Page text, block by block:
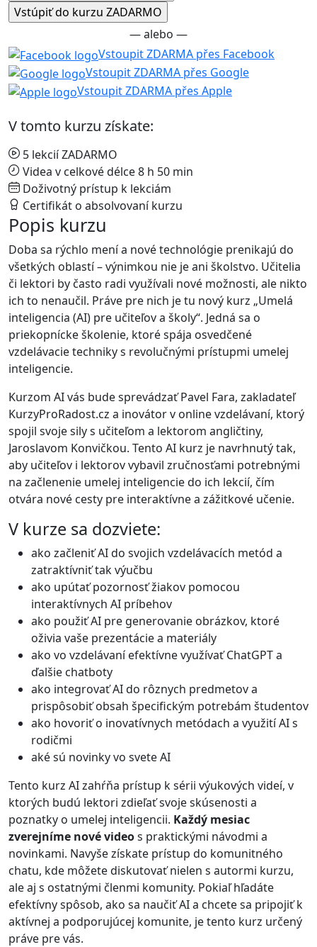
— alebo —
Vstoupit ZDARMA přes Facebook
Vstoupit ZDARMA přes Google
Vstoupit ZDARMA přes Apple
V tomto kurzu získate:
5 lekcií ZADARMO
Videa v celkové délce 8 h 50 min
Doživotný prístup k lekciám
Certifikát o absolvovaní kurzu
Popis kurzu
Doba sa rýchlo mení a nové technológie prenikajú do
všetkých oblastí – výnimkou nie je ani školstvo. Učitelia
či lektori by často radi využívali nové možnosti, ale nikto
ich to nenaučil. Práve pre nich je tu nový kurz „Umelá
inteligencia (AI) pre učiteľov a školy“. Jedná sa o
priekopnícke školenie, ktoré spája osvedčené
vzdelávacie techniky s revolučnými prístupmi umelej
inteligencie.
Kurzom AI vás bude sprevádzať Pavel Fara, zakladateľ
KurzyProRadost.cz a inovátor v online vzdelávaní, ktorý
spojil svoje sily s učiteľom a lektorom angličtiny,
Jaroslavom Konvičkou. Tento AI kurz je navrhnutý tak,
aby učiteľov i lektorov vybavil zručnosťami potrebnými
na začlenenie umelej inteligencie do ich lekcií, čím
otvára nové cesty pre interaktívne a zážitkové učenie.
V kurze sa dozviete:
ako začleniť AI do svojich vzdelávacích metód a
zatraktívniť tak výučbu
ako upútať pozornosť žiakov pomocou
interaktívnych AI príbehov
ako použiť AI pre generovanie obrázkov, ktoré
oživia vaše prezentácie a materiály
ako vo vzdelávaní efektívne využívať ChatGPT a
ďalšie chatboty
ako integrovať AI do rôznych predmetov a
prispôsobiť obsah špecifickým potrebám študentov
ako hovoriť o inovatívnych metódach a využití AI s
rodičmi
aké sú novinky vo svete AI
Tento kurz AI zahŕňa prístup k sérii výukových videí, v
ktorých budú lektori zdieľať svoje skúsenosti a
poznatky o umelej inteligencii. Každý mesiac
zverejníme nové videos praktickými návodmi a
novinkami. Navyše získate prístup do komunitného
chatu, kde môžete diskutovať nielen s autormi kurzu,
ale aj s ostatnými členmi komunity. Pokiaľ hľadáte
efektívny spôsob, ako sa naučiť AI a chcete sa pripojiť k
aktívnej a podporujúcej komunite, je tento kurz určený
práve pre vás.